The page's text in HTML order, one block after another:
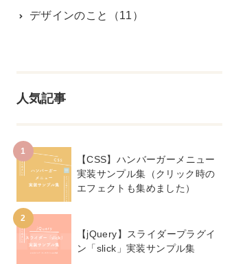
デザインのこと（11）
人気記事
【CSS】ハンバーガーメニュー
実装サンプル集（クリック時の
エフェクトも集めました）
【jQuery】スライダープラグイ
ン「slick」実装サンプル集